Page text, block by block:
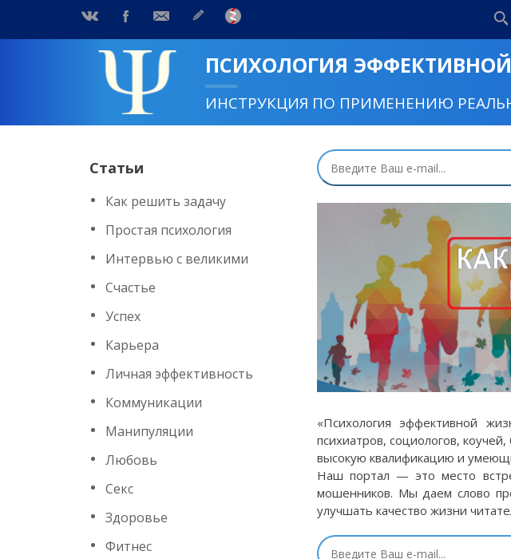
ПСИХОЛОГИЯ
ИНСТРУКЦИЯ ПО ПРИМЕНЕНИЮ
Статьи
Как решить задачу
Простая психология
Интервью с великими
Счастье
Успех
Карьера
Личная эффективность
Коммуникации
Манипуляции
Любовь
Секс
Здоровье
Фитнес
«Психология эффективной
психиатров, социологов,
высокую квалификацию и
Наш портал — это место
мошенников. Мы даем слово
улучшать качество жизни